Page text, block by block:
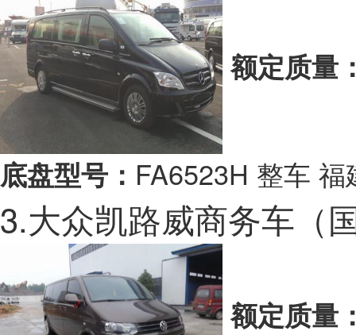
额定质量
底盘型号： FA6523H 整车
3.大众凯路威商务车（
额定质量